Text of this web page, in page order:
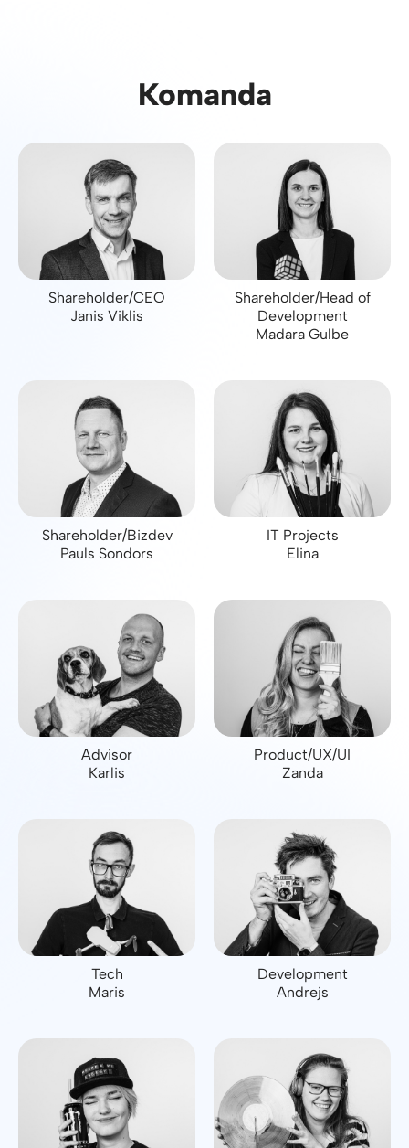
Komanda
Shareholder/CEO
Janis Viklis
Shareholder/Head of
Development
Madara Gulbe
Shareholder/Bizdev
Pauls Sondors
IT Projects
Elina
Advisor
Karlis
Product/UX/UI
Zanda
Tech
Maris
Development
Andrejs